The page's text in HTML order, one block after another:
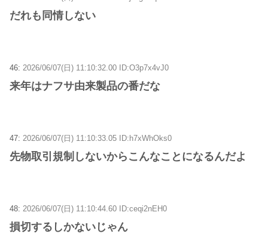
だれも同情しない
46: 2026/06/07(日) 11:10:32.00 ID:O3p7x4vJ0
来年はナフサ由来製品の番だな
47: 2026/06/07(日) 11:10:33.05 ID:h7xWhOks0
先物取引規制しないからこんなことになるんだよ
48: 2026/06/07(日) 11:10:44.60 ID:ceqi2nEH0
損切するしかないじゃん